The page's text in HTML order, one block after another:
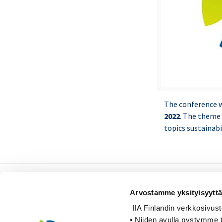
Arvostamme
IIA Finlandin
• Niiden avulla
The conference
2022. The
topics
Oy Inreviso Ab
Energiakuja 3